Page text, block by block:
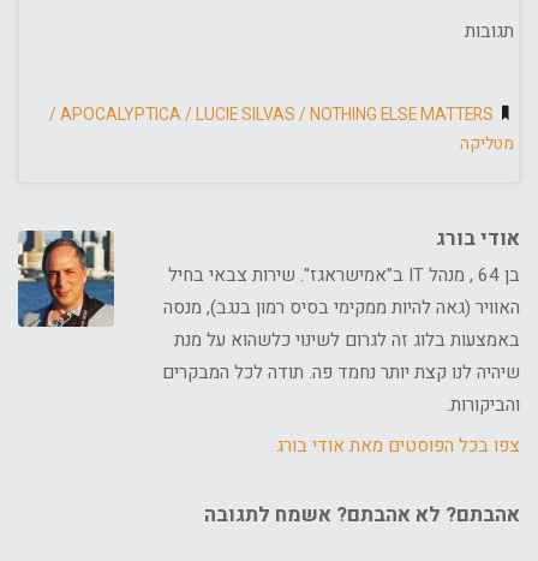
תגובות
APOCALYPTICA/ LUCIE SILVAS / NOTHING ELSE MATTERS
/
מטליקה
אודי בורג
בן 64 , מנהל IT ב"אמישראגז". שירות צבאי בחיל
האוויר (גאה להיות ממקימי בסיס רמון בנגב), מנסה
באמצעות בלוג זה לגרום לשינוי כלשהוא על מנת
שיהיה לנו קצת יותר נחמד פה. תודה לכל המבקרים
והביקורות.
צפו בכל הפוסטים מאת אודי בורג
אהבתם? לא אהבתם? אשמח לתגובה